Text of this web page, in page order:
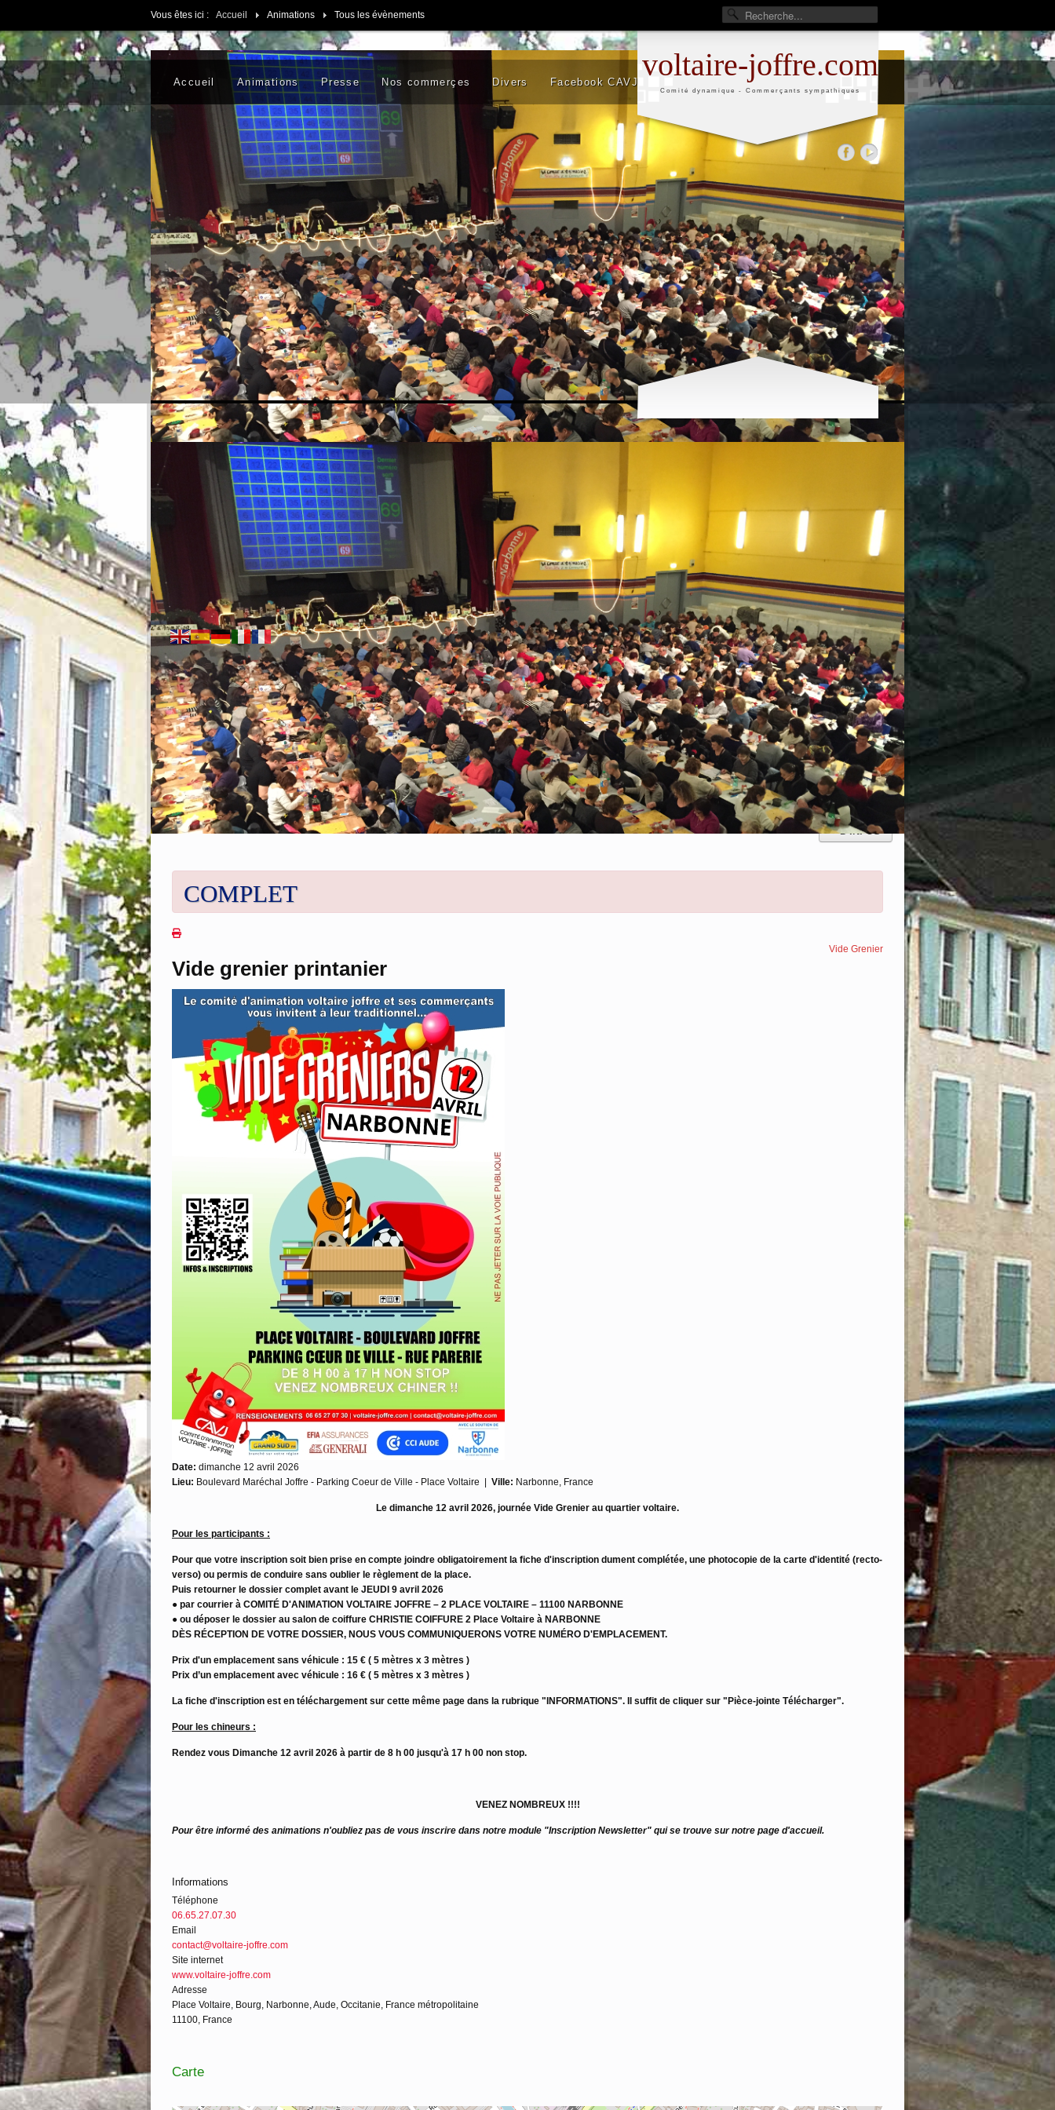
Vous êtes ici : Accueil Animations Tous les évènements
voltaire-joffre.com
Comité dynamique - Commerçants sympathiques
Accueil Animations Presse Nos commerçes Divers Facebook CAVJ
Saturday - August 08, 2026
25
Oct
URBAN RACE OCTOBRE ROSE 2026 Course Urbaine
25 octobre 2026
Centre ville et berges de la Robine
Sans plus attendre cliquer sur le bouton "Inscriptions Urban Race" en haut de L'affiche. Tous en Rose avec Joa Joie DIMANCHE 25 OCTOBRE 2026 l'Urban race est de
retour pour sa 7 ème édition dans
+ D'INFOS
COMPLET
Vide grenier printanier
Vide Grenier
Date: dimanche 12 avril 2026
Lieu: Boulevard Maréchal Joffre - Parking Coeur de Ville - Place Voltaire | Ville: Narbonne, France
Le dimanche 12 avril 2026, journée Vide Grenier au quartier voltaire.
Pour les participants :
Pour que votre inscription soit bien prise en compte joindre obligatoirement la fiche d'inscription dument complétée, une photocopie de la carte d'identité (recto-
verso) ou permis de conduire sans oublier le règlement de la place.
Puis retourner le dossier complet avant le JEUDI 9 avril 2026
● par courrier à COMITÉ D'ANIMATION VOLTAIRE JOFFRE – 2 PLACE VOLTAIRE – 11100 NARBONNE
● ou déposer le dossier au salon de coiffure CHRISTIE COIFFURE 2 Place Voltaire à NARBONNE
DÈS RÉCEPTION DE VOTRE DOSSIER, NOUS VOUS COMMUNIQUERONS VOTRE NUMÉRO D'EMPLACEMENT.
Prix d'un emplacement sans véhicule : 15 € ( 5 mètres x 3 mètres )
Prix d’un emplacement avec véhicule : 16 € ( 5 mètres x 3 mètres )
La fiche d'inscription est en téléchargement sur cette même page dans la rubrique "INFORMATIONS". Il suffit de cliquer sur "Pièce-jointe Télécharger".
Pour les chineurs :
Rendez vous Dimanche 12 avril 2026 à partir de 8 h 00 jusqu'à 17 h 00 non stop.
VENEZ NOMBREUX !!!!
Pour être informé des animations n'oubliez pas de vous inscrire dans notre module "Inscription Newsletter" qui se trouve sur notre page d'accueil.
Informations
Téléphone
06.65.27.07.30
Email
contact@voltaire-joffre.com
Site internet
www.voltaire-joffre.com
Adresse
Place Voltaire, Bourg, Narbonne, Aude, Occitanie, France métropolitaine
11100, France
Carte